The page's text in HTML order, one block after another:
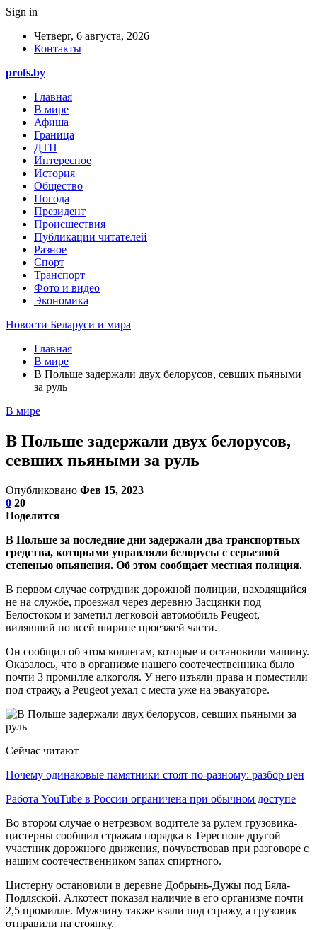
Sign in
Четверг, 6 августа, 2026
Контакты
profs.by
Главная
В мире
Афиша
Граница
ДТП
Интересное
История
Общество
Погода
Президент
Происшествия
Публикации читателей
Разное
Спорт
Транспорт
Фото и видео
Экономика
Новости Беларуси и мира
Главная
В мире
В Польше задержали двух белорусов, севших пьяными
за руль
В мире
В Польше задержали двух белорусов,
севших пьяными за руль
Опубликовано Фев 15, 2023
0 20
Поделится
В Польше за последние дни задержали два транспортных
средства, которыми управляли белорусы с серьезной
степенью опьянения. Об этом сообщает местная полиция.
В первом случае сотрудник дорожной полиции, находящийся
не на службе, проезжал через деревню Засцянки под
Белостоком и заметил легковой автомобиль Peugeot,
вилявший по всей ширине проезжей части.
Он сообщил об этом коллегам, которые и остановили машину.
Оказалось, что в организме нашего соотечественника было
почти 3 промилле алкоголя. У него изъяли права и поместили
под стражу, а Peugeot уехал с места уже на эвакуаторе.
Сейчас читают
Почему одинаковые памятники стоят по-разному: разбор цен
Работа YouTube в России ограничена при обычном доступе
Во втором случае о нетрезвом водителе за рулем грузовика-
цистерны сообщил стражам порядка в Тересполе другой
участник дорожного движения, почувствовав при разговоре с
нашим соотечественником запах спиртного.
Цистерну остановили в деревне Добрынь-Дужы под Бяла-
Подляской. Алкотест показал наличие в его организме почти
2,5 промилле. Мужчину также взяли под стражу, а грузовик
отправили на стоянку.